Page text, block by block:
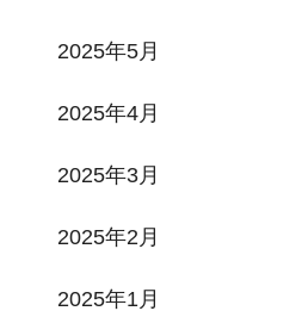
2025年5月
2025年4月
2025年3月
2025年2月
2025年1月